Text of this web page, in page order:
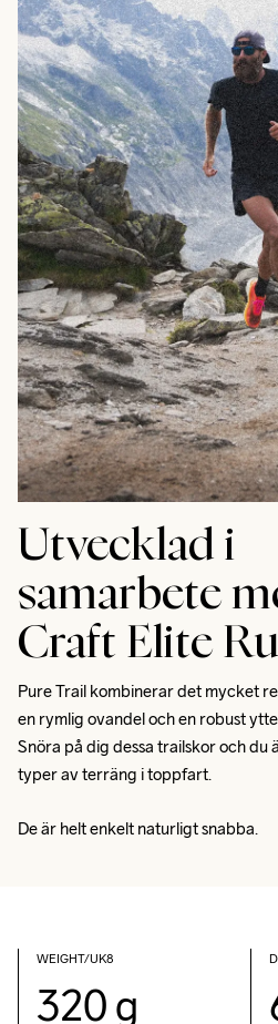
Utvecklad i
samarbete
Craft Elite
Pure Trail kombinerar det mycket
en rymlig ovandel och en robust
Snöra på dig dessa trailskor och du
typer av terräng i toppfart.
De är helt enkelt naturligt snabba.
WEIGHT/UK8
320 g